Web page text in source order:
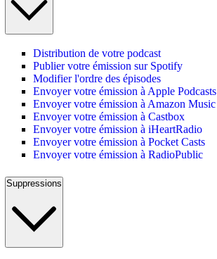
Distribution de votre podcast
Publier votre émission sur Spotify
Modifier l'ordre des épisodes
Envoyer votre émission à Apple Podcasts
Envoyer votre émission à Amazon Music
Envoyer votre émission à Castbox
Envoyer votre émission à iHeartRadio
Envoyer votre émission à Pocket Casts
Envoyer votre émission à RadioPublic
Suppressions